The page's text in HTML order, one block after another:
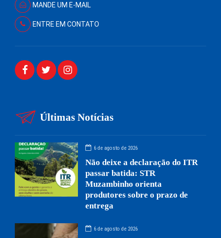
MANDE UM E-MAIL
ENTRE EM CONTATO
Últimas Notícias
6 de agosto de 2026
Não deixe a declaração do ITR
passar batida: STR
Muzambinho orienta
produtores sobre o prazo de
entrega
6 de agosto de 2026